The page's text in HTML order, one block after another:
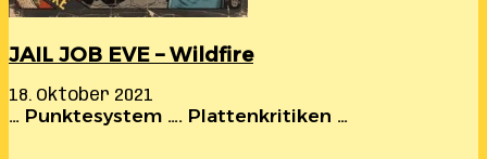
JAIL JOB EVE – Wildfire
18. Oktober 2021
… Punktesystem …. Plattenkritiken …